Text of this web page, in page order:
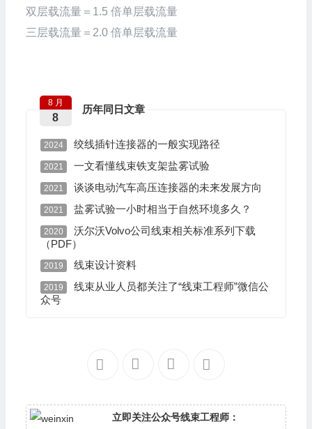
双层载流量＝1.5 倍单层载流量
三层载流量＝2.0 倍单层载流量
历年同日文章
8 月
8
2024 绞线插针连接器的一般实现路径
2021 一文看懂线束铁支架盐雾试验
2021 谈谈电动汽车高压连接器的未来发展方向
2021 盐雾试验一小时相当于自然环境多久？
2020
沃尔沃Volvo公司线束相关标准系列下载
（PDF）
2019 线束设计资料
2019
线束从业人员都关注了“线束工程师”微信公
众号
立即关注公众号线束工程师：